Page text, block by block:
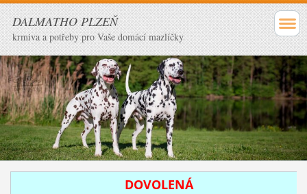
DALMATHO PLZEŇ
krmiva a potřeby pro Vaše domácí mazlíčky
DOVOLENÁ